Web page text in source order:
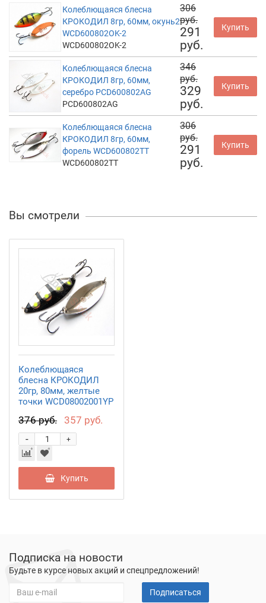
Колеблющаяся блесна
КРОКОДИЛ 8гр, 60мм, окунь2
WCD600802OK-2
WCD600802OK-2
306
руб.
291
руб.
Купить
Колеблющаяся блесна
КРОКОДИЛ 8гр, 60мм,
серебро PCD600802AG
PCD600802AG
346
руб.
329
руб.
Купить
Колеблющаяся блесна
КРОКОДИЛ 8гр, 60мм,
форель WCD600802TT
WCD600802TT
306
руб.
291
руб.
Купить
Вы смотрели
Колеблющаяся
блесна КРОКОДИЛ
20гр, 80мм, желтые
точки WCD08002001YP
376 руб. 357 руб.
+
-
Купить
Подписка на новости
Будьте в курсе новых акций и спецпредложений!
Подписаться